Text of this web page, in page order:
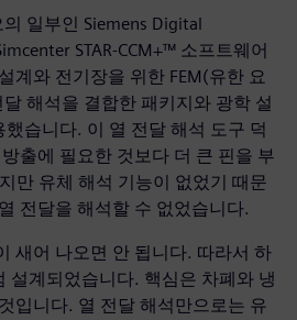
일부인 Siemens Digital
STAR-CCM+™ 소프트웨어
계와 전기장을 위한 FEM(유한 요
해석을 결합한 패키지와 광학 설
습니다. 이 열 전달 해석 도구 덕
출에 필요한 것보다 더 큰 핀을 부
만 유체 해석 기능이 없었기 때문
전달을 해석할 수 없었습니다.
새어 나오면 안 됩니다. 따라서 하
설계되었습니다. 핵심은 차폐와 냉
입니다. 열 전달 해석만으로는 유